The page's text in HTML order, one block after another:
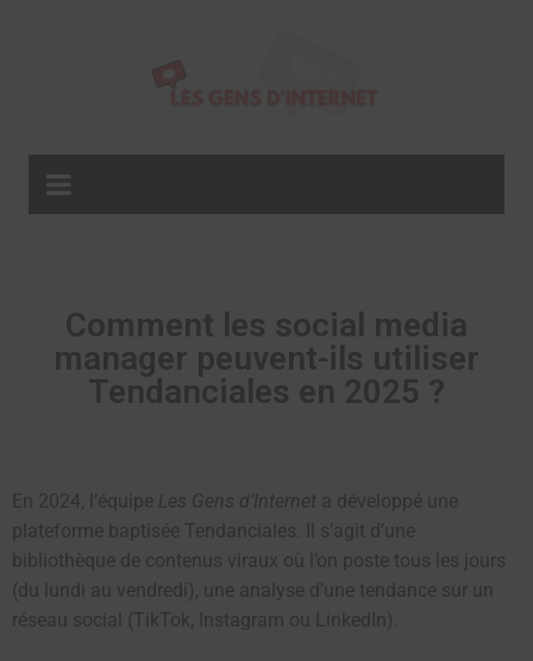
Comment les social media
manager peuvent-ils utiliser
Tendanciales en 2025 ?
En 2024, l’équipe Les Gens d’Internet a développé une
plateforme baptisée Tendanciales. Il s’agit d’une
bibliothèque de contenus viraux où l’on poste tous les jours
(du lundi au vendredi), une analyse d’une tendance sur un
réseau social (TikTok, Instagram ou LinkedIn).